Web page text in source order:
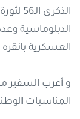
الدبلوماسية
العسكرية بانقره
و أعرب السفير
المناسبات